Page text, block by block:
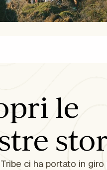
le
ci ha portato in